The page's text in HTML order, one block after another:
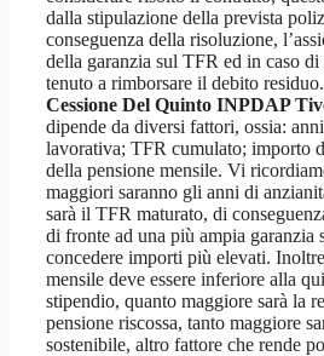
dalla stipulazione della prevista
conseguenza della risoluzione,
della garanzia sul TFR ed in caso
tenuto a rimborsare il debito
Cessione Del Quinto INPDAP
dipende da diversi fattori, ossia:
lavorativa; TFR cumulato; importo
della pensione mensile. Vi
maggiori saranno gli anni di
sarà il TFR maturato, di
di fronte ad una più ampia garanzia
concedere importi più elevati.
mensile deve essere inferiore alla
stipendio, quanto maggiore sarà la
pensione riscossa, tanto maggiore
sostenibile, altro fattore che rende